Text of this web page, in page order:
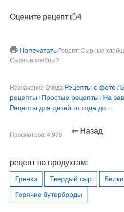
Оцените рецепт 4
Напечатать Рецепт: Сырные
Сырные хлебцы?
Назначение блюда Рецепты с фото /
рецепты / Простые рецепты / На
Рецепты для детей от года до...
Просмотров: 4 978 ⇐ Назад
рецепт по продуктам:
Гренки Твердый сыр Белки
Горячие бутерброды